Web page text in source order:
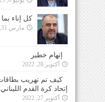
كل إناء
مارس 31, 2025
إتهام خطير
أكتوبر 28, 2022
كيف تم تهريب بطاقات
إتحاد كرة القدم اللبناني
أكتوبر 27, 2022